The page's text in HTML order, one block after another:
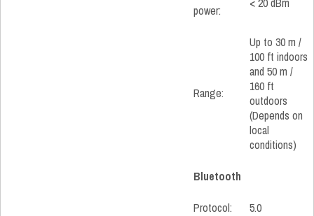
power:
Range:
Up to 30 m /
100 ft indoors
and 50 m /
160 ft
outdoors
(Depends on
local
conditions)
Bluetooth
Protocol: 5.0